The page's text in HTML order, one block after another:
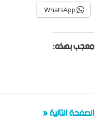
WhatsApp
معجب بهذه:
الصفحة التالية «